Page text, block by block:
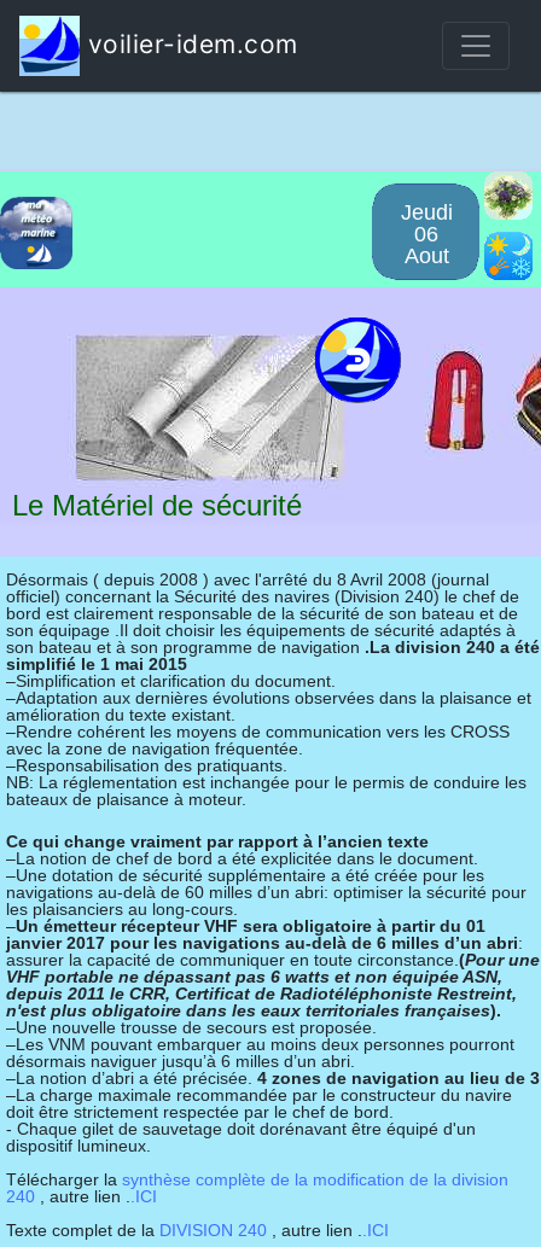
voilier-idem.com
Jeudi
06
Aout
Le Matériel de sécurité
Désormais ( depuis 2008 ) avec l'arrêté du 8 Avril 2008 (journal
officiel) concernant la Sécurité des navires (Division 240) le chef de
bord est clairement responsable de la sécurité de son bateau et de
son équipage .Il doit choisir les équipements de sécurité adaptés à
son bateau et à son programme de navigation .La division 240 a été
simplifié le 1 mai 2015
–Simplification et clarification du document.
–Adaptation aux dernières évolutions observées dans la plaisance et
amélioration du texte existant.
–Rendre cohérent les moyens de communication vers les CROSS
avec la zone de navigation fréquentée.
–Responsabilisation des pratiquants.
NB: La réglementation est inchangée pour le permis de conduire les
bateaux de plaisance à moteur.
Ce qui change vraiment par rapport à l’ancien texte
–La notion de chef de bord a été explicitée dans le document.
–Une dotation de sécurité supplémentaire a été créée pour les
navigations au-delà de 60 milles d’un abri: optimiser la sécurité pour
les plaisanciers au long-cours.
–Un émetteur récepteur VHF sera obligatoire à partir du 01
janvier 2017 pour les navigations au-delà de 6 milles d’un abri:
assurer la capacité de communiquer en toute circonstance. (Pour une
VHF portable ne dépassant pas 6 watts et non équipée ASN,
depuis 2011 le CRR, Certificat de Radiotéléphoniste Restreint,
n'est plus obligatoire dans les eaux territoriales françaises).
–Une nouvelle trousse de secours est proposée.
–Les VNM pouvant embarquer au moins deux personnes pourront
désormais naviguer jusqu’à 6 milles d’un abri.
–La notion d’abri a été précisée. 4 zones de navigation au lieu de 3
–La charge maximale recommandée par le constructeur du navire
doit être strictement respectée par le chef de bord.
- Chaque gilet de sauvetage doit dorénavant être équipé d'un
dispositif lumineux.
Télécharger la synthèse complète de la modification de la division
240 , autre lien .
.ICI
Texte complet de la DIVISION 240 , autre lien . .ICI